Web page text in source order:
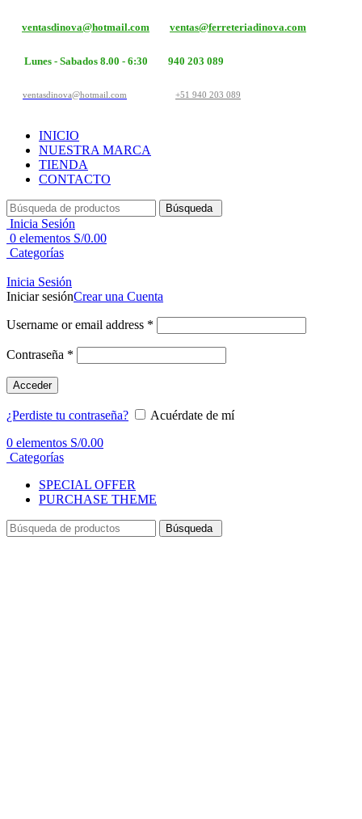
ventasdinova@hotmail.com ventas@ferreteriadinova.com
Lunes - Sabados 8.00 - 6:30 940 203 089
ventasdinova@hotmail.com +51 940 203 089
INICIO
NUESTRA MARCA
TIENDA
CONTACTO
Búsqueda
Inicia Sesión
0 elementos S/0.00
Categorías
Inicia Sesión
Iniciar sesiónCrear una Cuenta
Username or email address *
Contraseña *
Acceder
¿Perdiste tu contraseña?
Acuérdate de mí
0 elementos S/0.00
Categorías
SPECIAL OFFER
PURCHASE THEME
Búsqueda